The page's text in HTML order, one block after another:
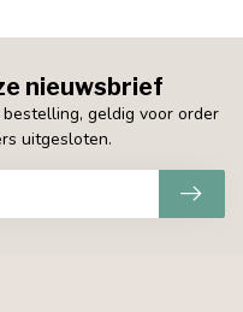
nieuwsbrief
geldig voor order
uitgesloten.